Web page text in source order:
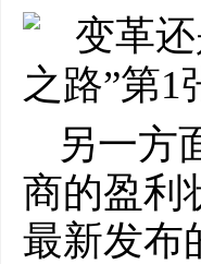
另一方
商的盈利
最新发布